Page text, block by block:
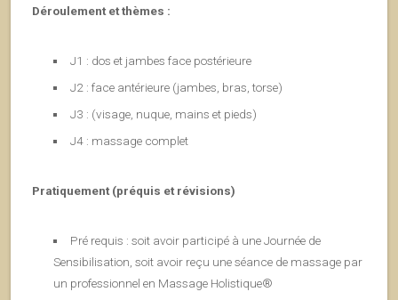
Déroulement et thèmes :
J1 : dos et jambes face postérieure
J2 : face antérieure (jambes, bras, torse)
J3 : (visage, nuque, mains et pieds)
J4 : massage complet
Pratiquement (préquis et révisions)
Pré requis : soit avoir participé à une Journée de
Sensibilisation, soit avoir reçu une séance de massage par
un professionnel en Massage Holistique®